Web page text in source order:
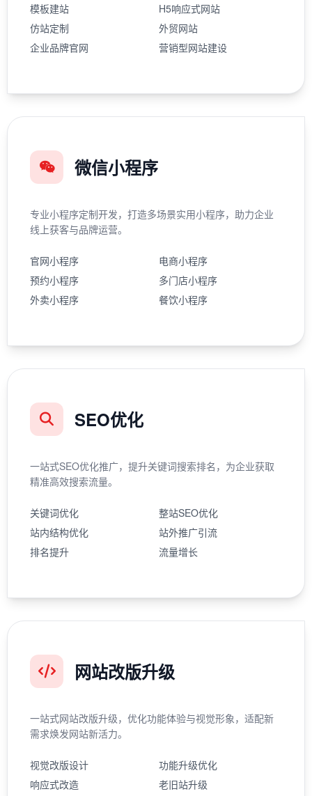
模板建站
H5响应式网站
仿站定制
外贸网站
企业品牌官网
营销型网站建设
微信小程序
专业小程序定制开发，打造多场景实用小程序，助力企业
线上获客与品牌运营。
官网小程序
电商小程序
预约小程序
多门店小程序
外卖小程序
餐饮小程序
SEO优化
一站式SEO优化推广，提升关键词搜索排名，为企业获取
精准高效搜索流量。
关键词优化
整站SEO优化
站内结构优化
站外推广引流
排名提升
流量增长
网站改版升级
一站式网站改版升级，优化功能体验与视觉形象，适配新
需求焕发网站新活力。
视觉改版设计
功能升级优化
响应式改造
老旧站升级